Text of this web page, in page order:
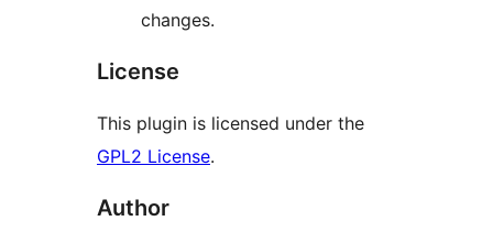
changes.
License
This plugin is licensed under the
GPL2 License.
Author